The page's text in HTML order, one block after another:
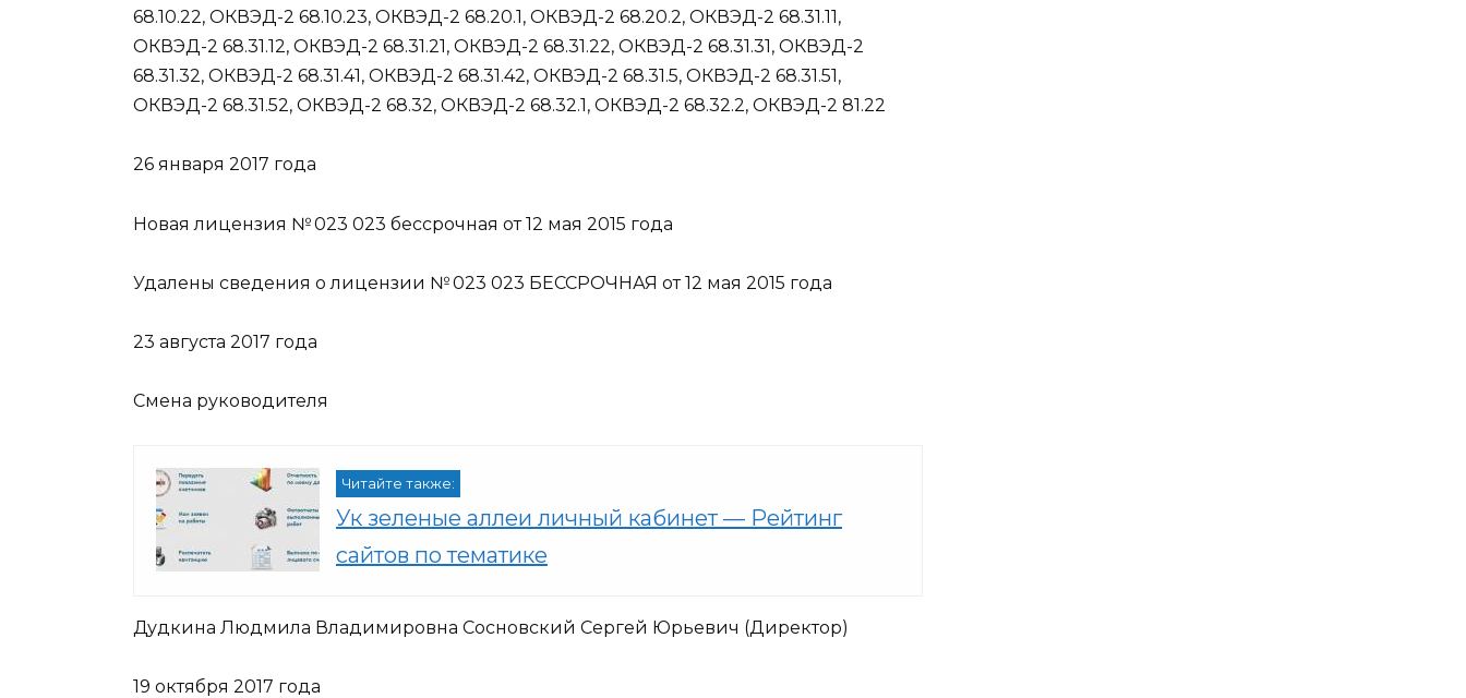
68.10.22, ОКВЭД-2 68.10.23, ОКВЭД-2 68.20.1, ОКВЭД-2 68.20.2, ОКВЭД-2 68.31.11,
ОКВЭД-2 68.31.12, ОКВЭД-2 68.31.21, ОКВЭД-2 68.31.22, ОКВЭД-2 68.31.31, ОКВЭД-2
68.31.32, ОКВЭД-2 68.31.41, ОКВЭД-2 68.31.42, ОКВЭД-2 68.31.5, ОКВЭД-2 68.31.51,
ОКВЭД-2 68.31.52, ОКВЭД-2 68.32, ОКВЭД-2 68.32.1, ОКВЭД-2 68.32.2, ОКВЭД-2 81.22
26 января 2017 года
Новая лицензия № 023 023 бессрочная от 12 мая 2015 года
Удалены сведения о лицензии № 023 023 БЕССРОЧНАЯ от 12 мая 2015 года
23 августа 2017 года
Смена руководителя
Читайте также:
Ук зеленые аллеи личный кабинет — Рейтинг
сайтов по тематике
Дудкина Людмила Владимировна Сосновский Сергей Юрьевич (Директор)
19 октября 2017 года